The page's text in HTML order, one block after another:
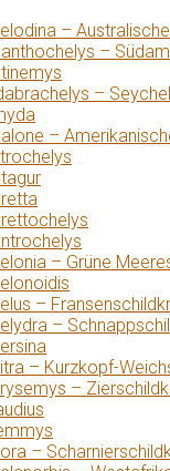
–
–
–
–
– Grüne
–
–
– Kurzkopf-
–
–